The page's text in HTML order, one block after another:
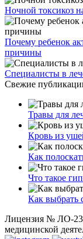
Ночной токсикоз
Почему ребенок
причины
Специалисты в
Свежие
Травы для
Кровь из
Как
Что такое
Как выбрать
Лицензия № ЛО-23-
медицинской